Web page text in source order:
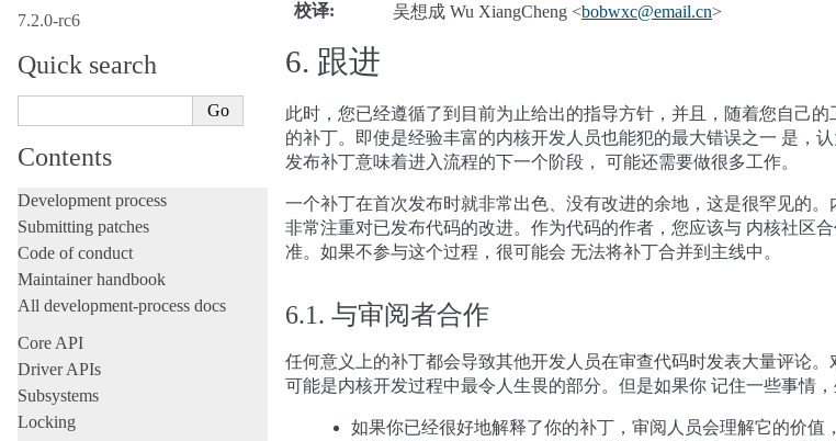
7.2.0-rc6
Quick search
Contents
Development process
Submitting patches
Code of conduct
Maintainer handbook
All development-process docs
Core API
Driver APIs
Subsystems
Locking
校译: 吴想成 Wu XiangCheng <bobwxc@email.cn>
6. 跟进
此时，您已经遵循了到目前为止给出的指导方针，并且，随着您自己
的补丁。即使是经验丰富的内核开发人员也能犯的最大错误之一 是，
发布补丁意味着进入流程的下一个阶段， 可能还需要做很多工作。
一个补丁在首次发布时就非常出色、没有改进的余地，这是很罕见的
非常注重对已发布代码的改进。作为代码的作者，您应该与 内核社区
准。如果不参与这个过程，很可能会 无法将补丁合并到主线中。
6.1. 与审阅者合作
任何意义上的补丁都会导致其他开发人员在审查代码时发表大量评论
可能是内核开发过程中最令人生畏的部分。但是如果你 记住一些事情，
如果你已经很好地解释了你的补丁，审阅人员会理解它的价值